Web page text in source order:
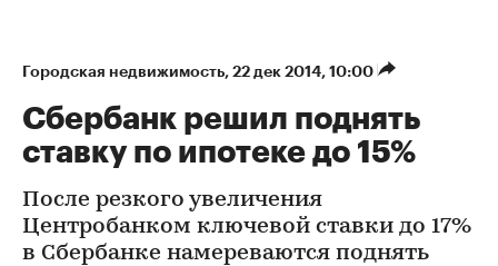
Городская недвижимость⁠, 22 дек 2014, 10:00
Сбербанк решил поднять
ставку по ипотеке до 15%
После резкого увеличения
Центробанком ключевой ставки до 17%
в Сбербанке намереваются поднять